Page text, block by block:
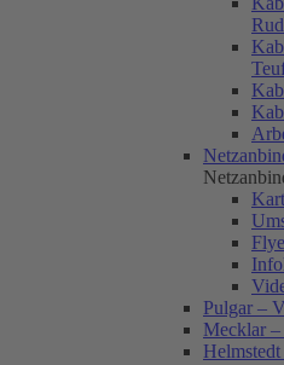
Pulgar –
Mecklar –